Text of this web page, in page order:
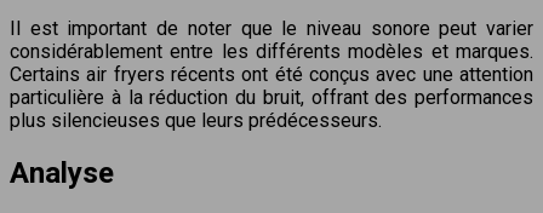
Il est important de noter que le niveau sonore peut varier
considérablement entre les différents modèles et marques.
Certains air fryers récents ont été conçus avec une attention
particulière à la réduction du bruit, offrant des performances
plus silencieuses que leurs prédécesseurs.
Analyse